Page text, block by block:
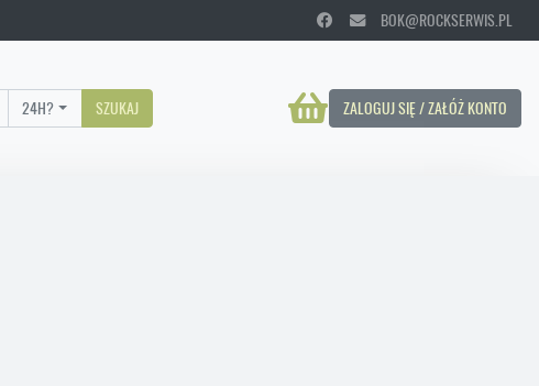
BOK@ROCKSERWIS.PL
ZALOGUJ SIĘ / ZAŁÓŻ KONTO
24H? SZUKAJ